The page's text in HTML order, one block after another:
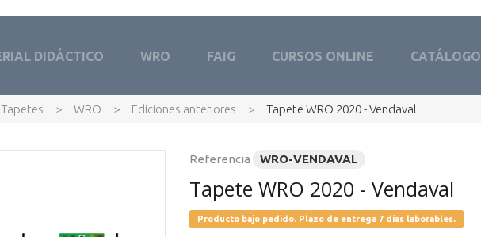
DIDÁCTICO WRO FAIG CURSOS ONLINE CATÁLOGO
Tapetes > WRO > Ediciones anteriores > Tapete WRO 2020 - Vendaval
Referencia WRO-VENDAVAL
Tapete WRO 2020 - Vendaval
Producto bajo pedido. Plazo de entrega 7 días laborables.